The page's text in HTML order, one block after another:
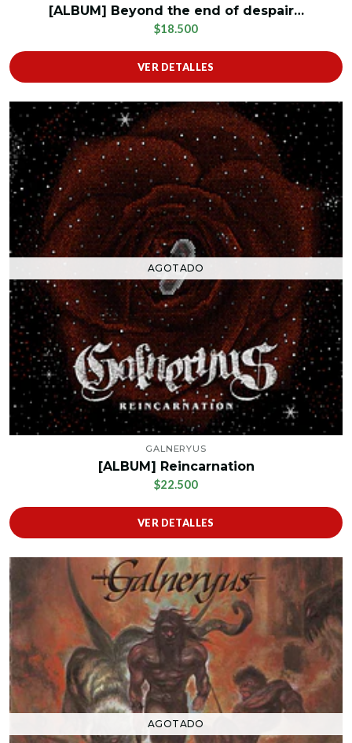
[ALBUM] Beyond the end of despair…
$18.500
VER DETALLES
AGOTADO
GALNERYUS
[ALBUM] Reincarnation
$22.500
VER DETALLES
AGOTADO